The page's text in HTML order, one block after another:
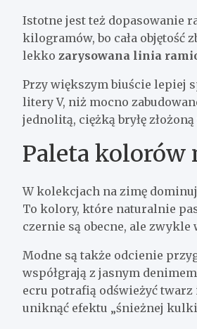
Istotne jest też dopasowanie
kilogramów, bo cała
lekko zarysowana linia
Przy większym biuście lepiej
litery V, niż mocno
jednolitą, ciężką bryłę
Paleta kolorów
W kolekcjach na zimę
To kolory, które naturalnie
czernie są obecne, ale
Modne są także odcienie
współgrają z jasnym
ecru potrafią odświeżyć twarz
uniknąć efektu „śnieżnej